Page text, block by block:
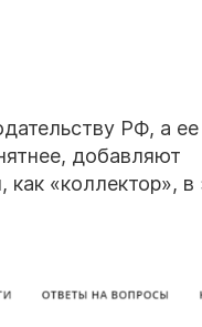
РФ, а ее
добавляют
как «коллектор», в